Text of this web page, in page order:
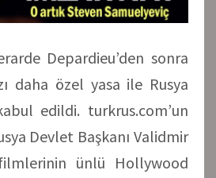
Depardieu’den sonra
daha özel yasa ile Rusya
edildi. turkrus.com’un
Devlet Başkanı Validmir
ünlü Hollywood